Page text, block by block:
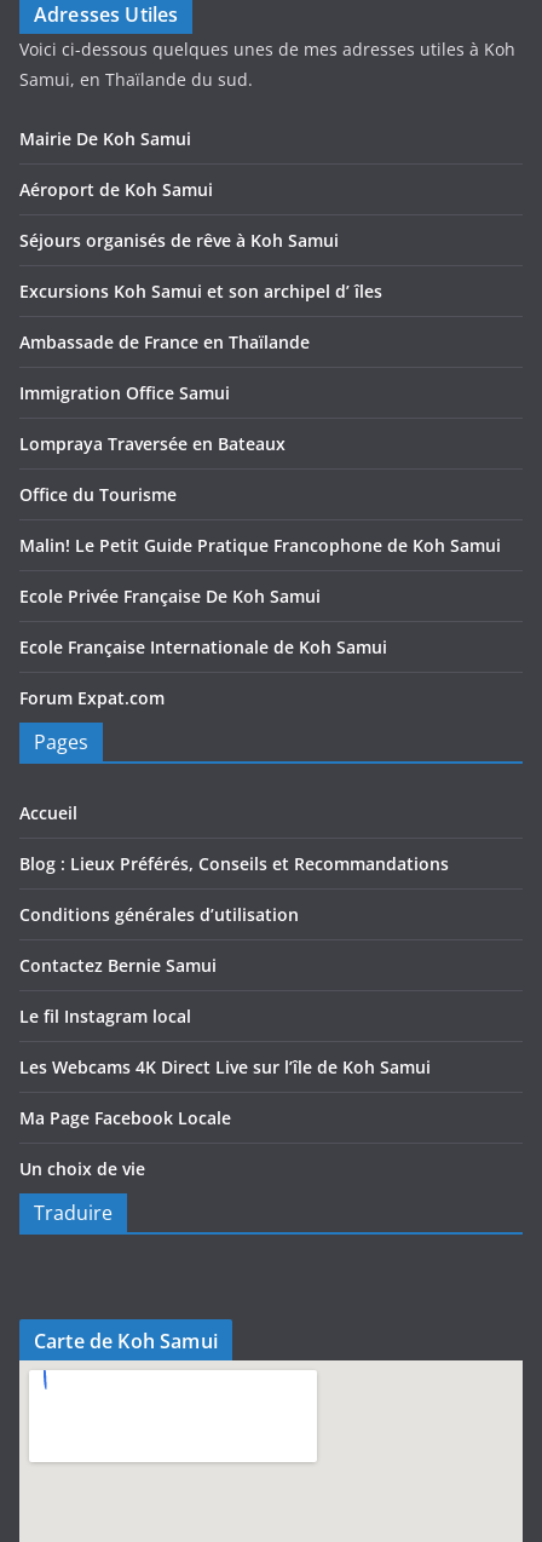
Adresses Utiles
Voici ci-dessous quelques unes de mes adresses utiles à Koh
Samui, en Thaïlande du sud.
Mairie De Koh Samui
Aéroport de Koh Samui
Séjours organisés de rêve à Koh Samui
Excursions Koh Samui et son archipel d’ îles
Ambassade de France en Thaïlande
Immigration Office Samui
Lompraya Traversée en Bateaux
Office du Tourisme
Malin! Le Petit Guide Pratique Francophone de Koh Samui
Ecole Privée Française De Koh Samui
Ecole Française Internationale de Koh Samui
Forum Expat.com
Pages
Accueil
Blog : Lieux Préférés, Conseils et Recommandations
Conditions générales d’utilisation
Contactez Bernie Samui
Le fil Instagram local
Les Webcams 4K Direct Live sur l’île de Koh Samui
Ma Page Facebook Locale
Un choix de vie
Traduire
Carte de Koh Samui